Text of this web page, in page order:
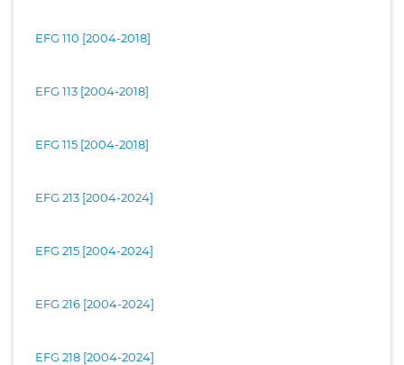
EFG 110 [2004-2018]
EFG 113 [2004-2018]
EFG 115 [2004-2018]
EFG 213 [2004-2024]
EFG 215 [2004-2024]
EFG 216 [2004-2024]
EFG 218 [2004-2024]